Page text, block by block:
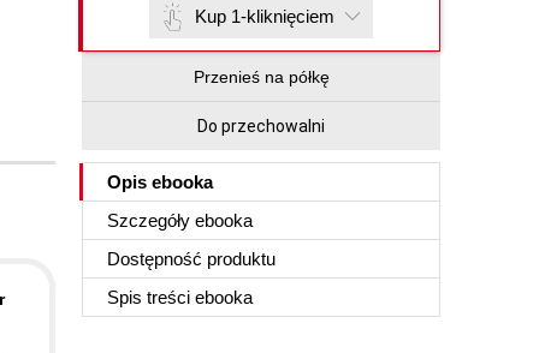
Kup 1-kliknięciem
Przenieś na półkę
Do przechowalni
Opis ebooka
Szczegóły ebooka
Dostępność produktu
Spis treści ebooka